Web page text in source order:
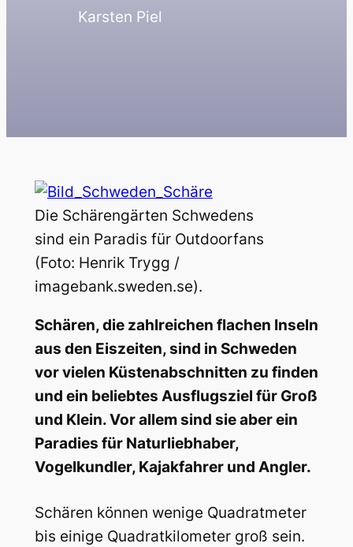
Karsten Piel
Die Schärengärten Schwedens
sind ein Paradis für Outdoorfans
(Foto: Henrik Trygg /
imagebank.sweden.se).
Schären, die zahlreichen flachen Inseln
aus den Eiszeiten, sind in Schweden
vor vielen Küstenabschnitten zu finden
und ein beliebtes Ausflugsziel für Groß
und Klein. Vor allem sind sie aber ein
Paradies für Naturliebhaber,
Vogelkundler, Kajakfahrer und Angler.
Schären können wenige Quadratmeter
bis einige Quadratkilometer groß sein.